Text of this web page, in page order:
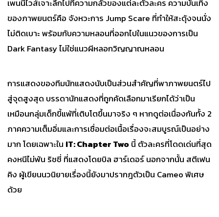
เพนนีไวส์เจาะลึกไปที่ความกลัวของแต่ละตัวละคร ความบันเทิง
ของภาพยนตร์คือ จังหวะการ Jump Scare ที่ทำให้สะดุ้งจนนั่ง
ไม่ติดเบาะ พร้อมกับความหลอนที่ออกไปในแนวของการเป็น
Dark Fantasy ไม่ใช่แนวผีหลอกวิญญาณหลอน
การแสดงของทีมนักแสดงนับเป็นส่วนสำคัญที่พาภาพยนตร์ไป
สู่จุดสูงสุด บรรดานักแสดงที่ถูกคัดเลือกมาเรียกได้ว่าเป็น
เหมือนกลุ่มเด็กขี้แพ้ที่เติบโตขึ้นมาจริง ๆ หากดูต่อเนื่องกันทั้ง 2
ภาคความเต็มอิ่มและการเชื่อมต่อเนื้อเรื่องจะสมบูรณ์เป็นอย่าง
มาก โดยเฉพาะใน IT: Chapter Twoนี้ ตัวละครที่โดดเด่นที่สุด
คงหนีไม่พ้น ริชชี่ ที่แสดงโดยบิล ฮาร์เดอร์ นอกจากนั้น สตีเฟน
คิง ผู้เขียนนวนิยายเรื่องนี้ยังมาปรากฎตัวเป็น Cameo พิเศษ
ด้วย